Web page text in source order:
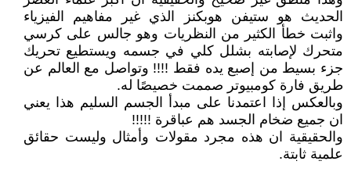
الحديث هو ستيفن هوبكنز الذي غير مفاهيم الفيزياء
واثبت خطأ الكثير من النظريات وهو جالس على كرسي
متحرك لإصابته بشلل كلي في جسمه ويستطيع تحريك
جزء بسيط من إصبع يده فقط !!!! وتواصل مع العالم عن
طريق فارة كومبيوتر صممت خصيصًا له.
وبالعكس إذا اعتمدنا على مبدأ الجسم السليم هذا يعني
ان جميع ضخام الجسد هم عباقرة !!!!!
والحقيقية ان هذه مجرد مقولات وأمثال وليست حقائق
علمية ثابتة.